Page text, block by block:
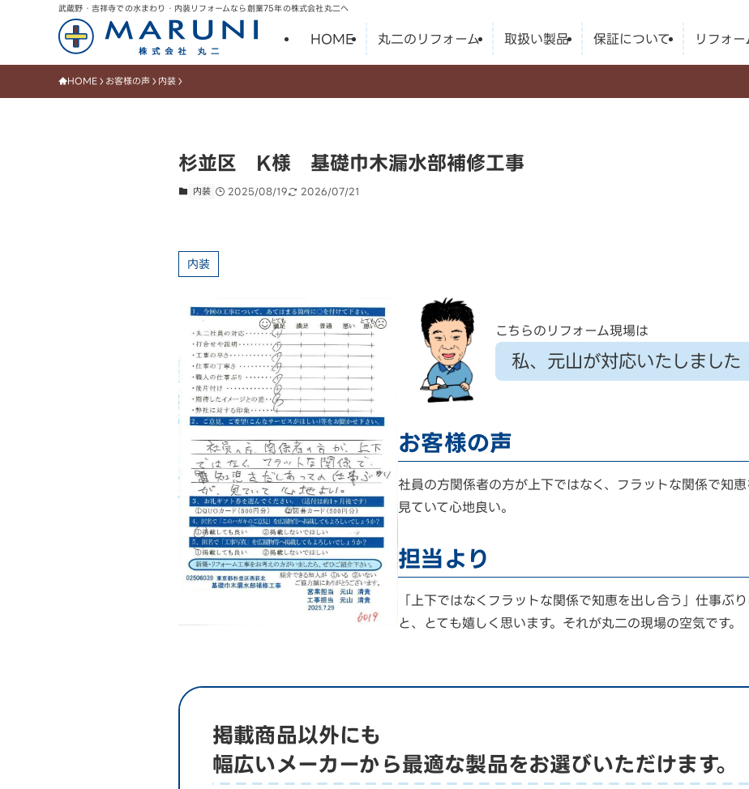
武蔵野・吉祥寺での水まわり・内装リフォームなら創業75年の株式会社丸二へ
HOME 丸二のリフォーム 取扱い製品 保証について リフォ
HOME お客様の声 内装
杉並区 K様 基礎巾木漏水部補修工事
内装 2025/08/19 2026/07/21
内装
こちらのリフォーム現場は
私、元山が対応いたしました
お客様の声
社員の方関係者の方が上下ではなく、フラットな関係で知
見ていて心地良い。
担当より
「上下ではなくフラットな関係で知恵を出し合う」仕事ぶ
と、とても嬉しく思います。それが丸二の現場の空気です。
掲載商品以外にも
幅広いメーカーから最適な製品をお選びいただけます。